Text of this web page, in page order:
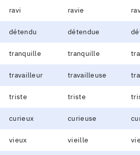
ravi ravie
détendu détendue
tranquille tranquille
travailleur travailleuse
triste triste
curieux curieuse
vieux vieille